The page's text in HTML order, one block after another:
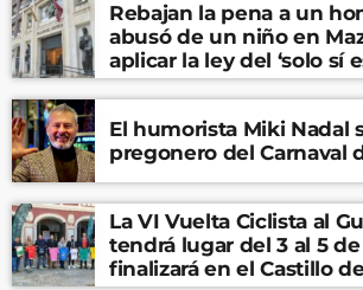
Rebajan la pena a un
abusó de un niño en
aplicar la ley del ‘solo sí
El humorista Miki Nadal
pregonero del Carnaval
La VI Vuelta Ciclista al
tendrá lugar del 3 al 5
finalizará en el Castillo